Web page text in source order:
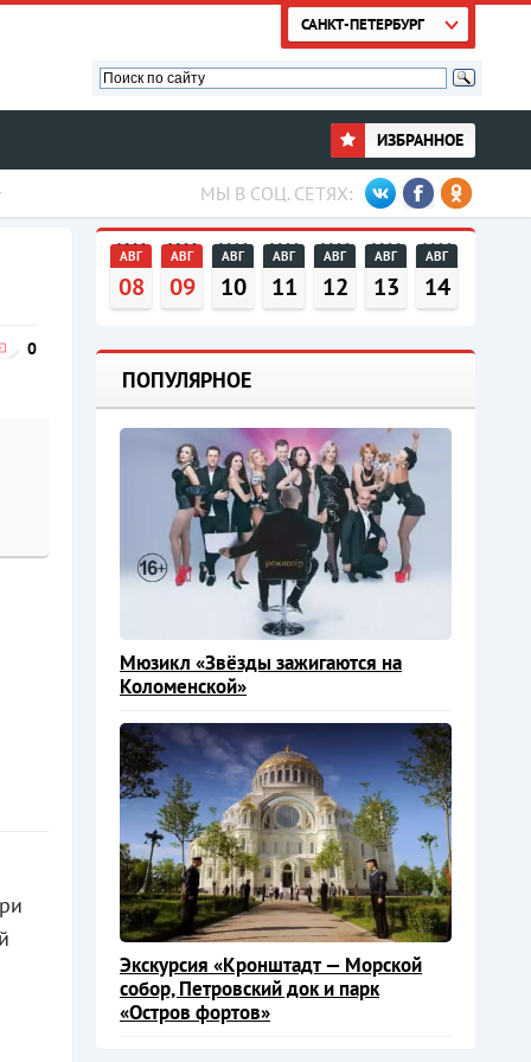
САНКТ-ПЕТЕРБУРГ
ИЗБРАННОЕ
МЫ В СОЦ. СЕТЯХ:
0
АВГ
08
АВГ
09
АВГ
10
АВГ
11
АВГ
12
АВГ
13
АВГ
14
ПОПУЛЯРНОЕ
Мюзикл «Звёзды зажигаются на
Коломенской»
Экскурсия «Кронштадт — Морской
собор, Петровский док и парк
«Остров фортов»